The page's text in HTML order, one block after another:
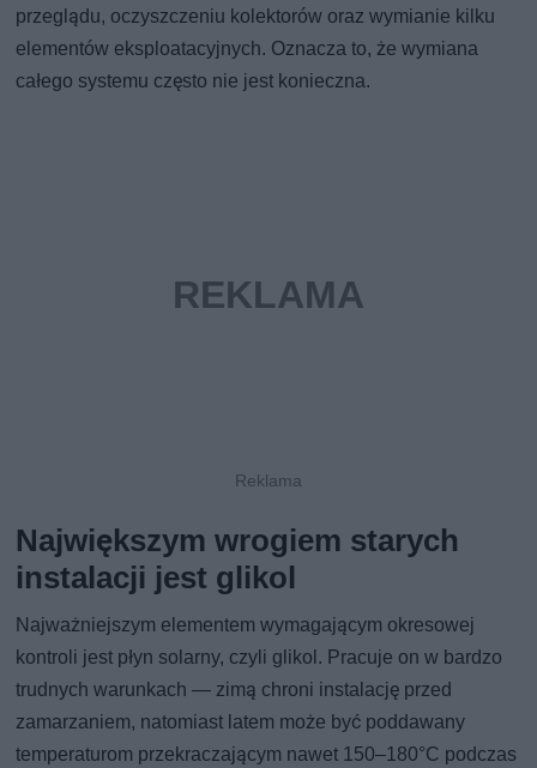
przeglądu, oczyszczeniu kolektorów oraz wymianie kilku
elementów eksploatacyjnych. Oznacza to, że wymiana
całego systemu często nie jest konieczna.
Największym wrogiem starych
instalacji jest glikol
Najważniejszym elementem wymagającym okresowej
kontroli jest płyn solarny, czyli glikol. Pracuje on w bardzo
trudnych warunkach — zimą chroni instalację przed
zamarzaniem, natomiast latem może być poddawany
temperaturom przekraczającym nawet 150–180°C podczas